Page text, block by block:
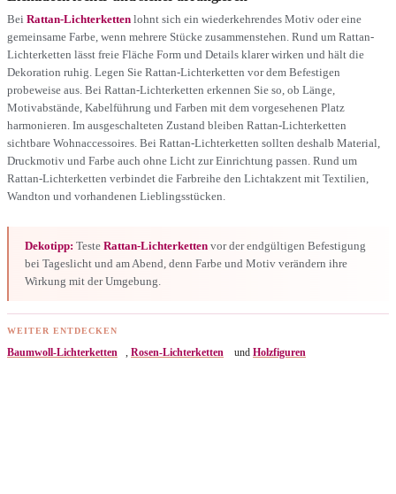
Bei Rattan-Lichterketten lohnt sich ein wiederkehrendes Motiv oder eine
gemeinsame Farbe, wenn mehrere Stücke zusammenstehen. Rund um Rattan-
Lichterketten lässt freie Fläche Form und Details klarer wirken und hält die
Dekoration ruhig. Legen Sie Rattan-Lichterketten vor dem Befestigen
probeweise aus. Bei Rattan-Lichterketten erkennen Sie so, ob Länge,
Motivabstände, Kabelführung und Farben mit dem vorgesehenen Platz
harmonieren. Im ausgeschalteten Zustand bleiben Rattan-Lichterketten
sichtbare Wohnaccessoires. Bei Rattan-Lichterketten sollten deshalb Material,
Druckmotiv und Farbe auch ohne Licht zur Einrichtung passen. Rund um
Rattan-Lichterketten verbindet die Farbreihe den Lichtakzent mit Textilien,
Wandton und vorhandenen Lieblingsstücken.
Dekotipp: Teste Rattan-Lichterketten vor der endgültigen Befestigung
bei Tageslicht und am Abend, denn Farbe und Motiv verändern ihre
Wirkung mit der Umgebung.
WEITER ENTDECKEN
Baumwoll-Lichterketten , Rosen-Lichterketten und Holzfiguren